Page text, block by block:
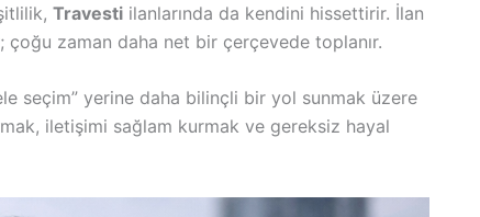
Travesti ilanlarında da kendini hissettirir. İlan
zaman daha net bir çerçevede toplanır.
seçim” yerine daha bilinçli bir yol sunmak üzere
iletişimi sağlam kurmak ve gereksiz hayal